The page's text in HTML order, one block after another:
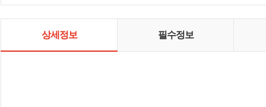
상세정보 필수정보